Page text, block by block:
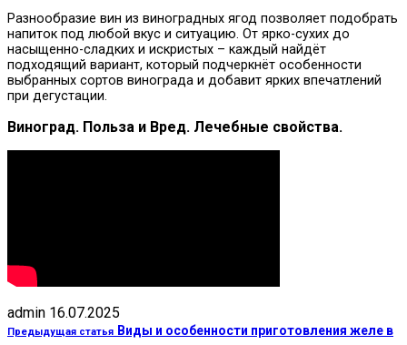
Разнообразие вин из виноградных ягод позволяет подобрать
напиток под любой вкус и ситуацию. От ярко-сухих до
насыщенно-сладких и искристых – каждый найдёт
подходящий вариант, который подчеркнёт особенности
выбранных сортов винограда и добавит ярких впечатлений
при дегустации.
Виноград. Польза и Вред. Лечебные свойства.
admin 16.07.2025
Предыдущая статья Виды и особенности приготовления желе в